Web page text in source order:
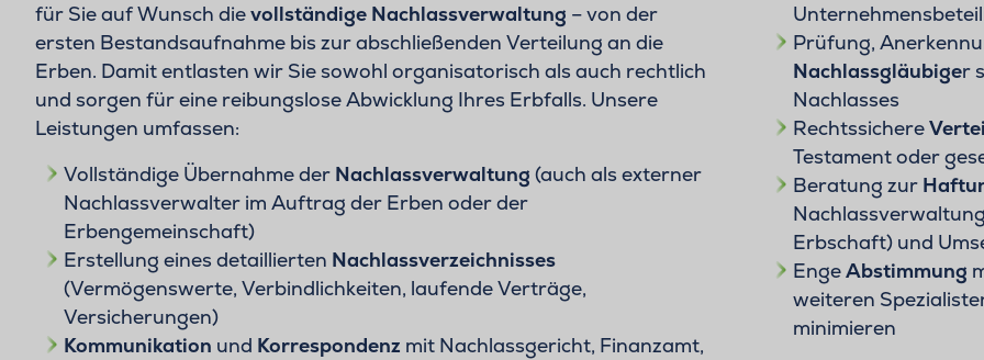
für Sie auf Wunsch dievollständige Nachlassverwaltung – von der
ersten Bestandsaufnahme bis zur abschließenden Verteilung an die
Erben. Damit entlasten wir Sie sowohl organisatorisch als auch rechtlich
und sorgen für eine reibungslose Abwicklung Ihres Erbfalls. Unsere
Leistungen umfassen:
Vollständige Übernahme der Nachlassverwaltung (auch als externer
Nachlassverwalter im Auftrag der Erben oder der
Erbengemeinschaft)
Erstellung eines detaillierten Nachlassverzeichnisses
(Vermögenswerte, Verbindlichkeiten, laufende Verträge,
Versicherungen)
Kommunikation und Korrespondenz mit Nachlassgericht, Finanzamt,
Prüfung,
Nachlassgläubiger
Nachlasses
Rechtssichere
Testament oder
Beratung zur
Erbschaft) und
EngeAbstimmung
weiteren
minimieren